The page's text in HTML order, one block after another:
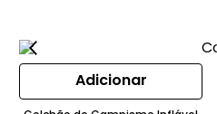
Adicionar